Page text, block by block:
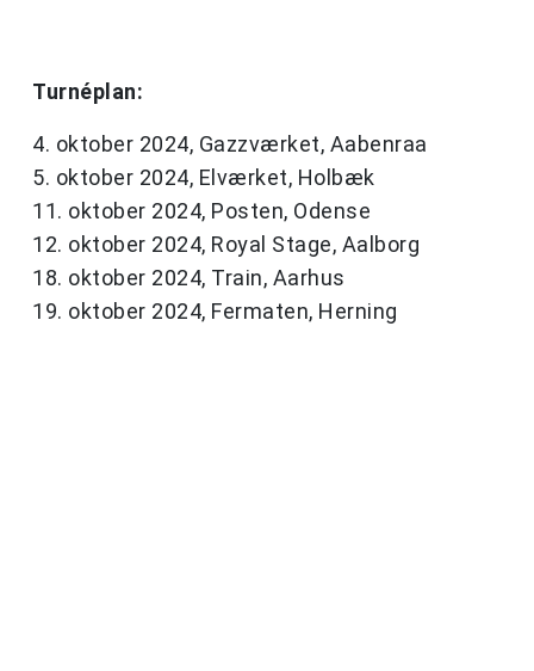
Turnéplan:
4. oktober 2024, Gazzværket, Aabenraa
5. oktober 2024, Elværket, Holbæk
11. oktober 2024, Posten, Odense
12. oktober 2024, Royal Stage, Aalborg
18. oktober 2024, Train, Aarhus
19. oktober 2024, Fermaten, Herning